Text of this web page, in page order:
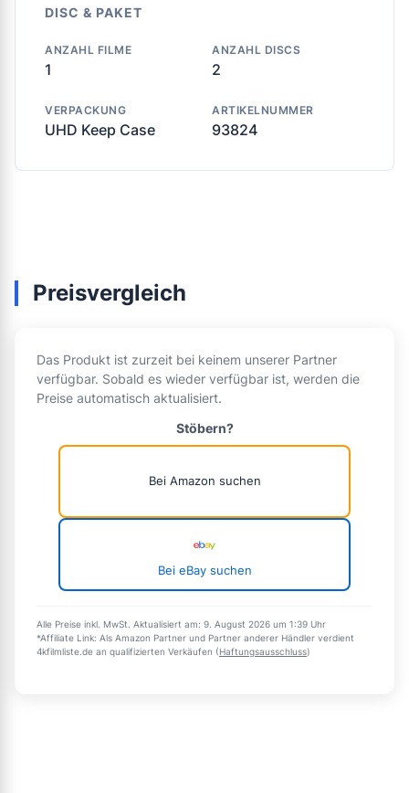
DISC & PAKET
ANZAHL FILME
1
ANZAHL DISCS
2
VERPACKUNG
UHD Keep Case
ARTIKELNUMMER
93824
Preisvergleich
Das Produkt ist zurzeit bei keinem unserer Partner
verfügbar. Sobald es wieder verfügbar ist, werden die
Preise automatisch aktualisiert.
Stöbern?
Bei Amazon suchen
Bei eBay suchen
Alle Preise inkl. MwSt. Aktualisiert am: 9. August 2026 um 1:39 Uhr
*Affiliate Link: Als Amazon Partner und Partner anderer Händler verdient
4kfilmliste.de an qualifizierten Verkäufen (Haftungsausschluss)